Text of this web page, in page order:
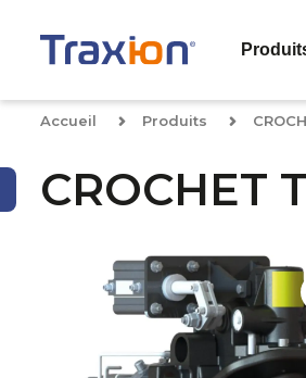
Accueil Produits
CROCHET